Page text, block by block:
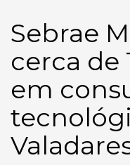
Sebrae
cerca de
em